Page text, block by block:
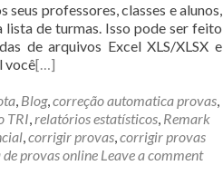
professores, classes e alunos,
lista de turmas. Isso pode ser feito
de arquivos Excel XLS/XLSX e
você[…]
, Blog,correção automatica provas,
TRI,relatórios estatísticos, Remark
,corrigir provas,corrigir provas
de provas online Leave a comment